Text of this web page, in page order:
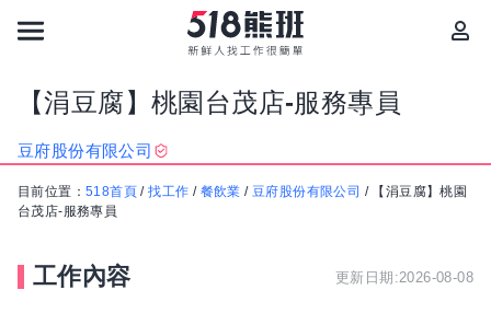
【涓豆腐】桃園台茂店-服務專員
豆府股份有限公司
目前位置： 518首頁 /找工作 / 餐飲業 /豆府股份有限公司 /
【涓豆腐】桃園
台茂店-服務專員
工作內容 更新日期:2026-08-08